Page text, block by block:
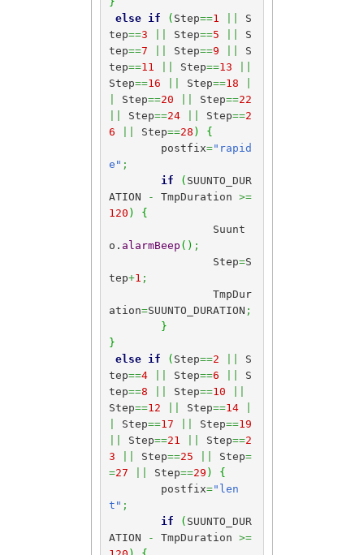
else
if ( Step==1
S
tep==3 Step==5
S
tep==7 Step==9
S
tep==11 Step==13
Step==16 Step==18
Step==20 Step==22
Step==24 Step==2
6
Step==28 )
{
	postfix
="rapid
e" ;
if
( SUUNTO_DUR
ATION
- TmpDuration >=
120 )
{
o. alarmBeep ( ) ;
		Step
=S
tep+1 ;
ation=SUUNTO_DURATION ;
}
}
else
if ( Step==2
S
tep==4 Step==6
S
tep==8 Step==10
Step==12 Step==14
Step==17 Step==19
Step==21 Step==2
3
Step==25 Step=
=27 Step==29 )
{
	postfix
="len
t" ;
if
( SUUNTO_DUR
ATION
- TmpDuration >=